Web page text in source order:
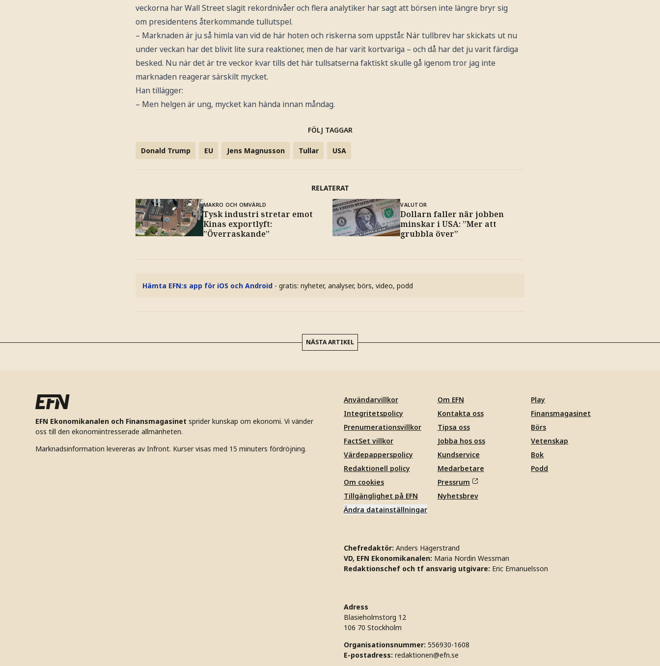
veckorna har Wall Street slagit rekordnivåer och flera analytiker har sagt att börsen inte längre bryr sig
om presidentens återkommande tullutspel.
– Marknaden är ju så himla van vid de här hoten och riskerna som uppstår. När tullbrev har skickats ut nu
under veckan har det blivit lite sura reaktioner, men de har varit kortvariga – och då har det ju varit färdiga
besked. Nu när det är tre veckor kvar tills det här tullsatserna faktiskt skulle gå igenom tror jag inte
marknaden reagerar särskilt mycket.
Han tillägger:
– Men helgen är ung, mycket kan hända innan måndag.
FÖLJ TAGGAR
Donald Trump EU Jens Magnusson Tullar USA
RELATERAT
MAKRO OCH OMVÄRLD
Tysk industri stretar emot
Kinas exportlyft:
”Överraskande”
VALUTOR
Dollarn faller när jobben
minskar i USA: ”Mer att
grubbla över”
Hämta EFN:s app för iOS och Android - gratis: nyheter, analyser, börs, video, podd
NÄSTA ARTIKEL
EFN Ekonomikanalen och Finansmagasinet sprider kunskap om ekonomi. Vi vänder
oss till den ekonomiintresserade allmänheten.
Marknadsinformation levereras av Infront. Kurser visas med 15 minuters fördröjning.
Användarvillkor
Integritetspolicy
Prenumerationsvillkor
FactSet villkor
Värdepapperspolicy
Redaktionell policy
Om cookies
Tillgänglighet på EFN
Ändra datainställningar
Om EFN
Kontakta oss
Tipsa oss
Jobba hos oss
Kundservice
Medarbetare
Pressrum
Nyhetsbrev
Play
Finansmagasinet
Börs
Vetenskap
Bok
Podd
Chefredaktör: Anders Hägerstrand
VD, EFN Ekonomikanalen: Maria Nordin Wessman
Redaktionschef och tf ansvarig utgivare: Eric Emanuelsson
Adress
Blasieholmstorg 12
106 70 Stockholm
Organisationsnummer: 556930-1608
E-postadress: redaktionen@efn.se